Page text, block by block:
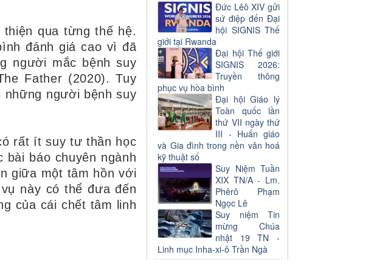
qua từng thế hệ.
đánh giá cao vì đã
người mắc bệnh suy
Father (2020). Tuy
những người bệnh suy
rất ít suy tư thần học
báo chuyên ngành
giữa một tâm hồn với
này có thể đưa đến
của cái chết tâm linh
Đức Lêô XIV gửi
sứ điệp đến Đại
hội SIGNIS Thế
giới tại Rwanda
Đại hội Thế giới
SIGNIS 2026:
Truyền thông
phục vụ hòa bình
Đại hội Giáo lý
Toàn quốc lần
thứ VII ngày thứ
III - Huấn giáo
và Gia đình trong nền văn hoá
kỹ thuật số
Suy Niệm Tuần
XIX TN/A - Lm.
Phêrô Phạm
Ngọc Lê
Suy niệm Tin
mừng Chúa
nhật 19 TN -
Linh mục Inha-xi-ô Trần Ngà